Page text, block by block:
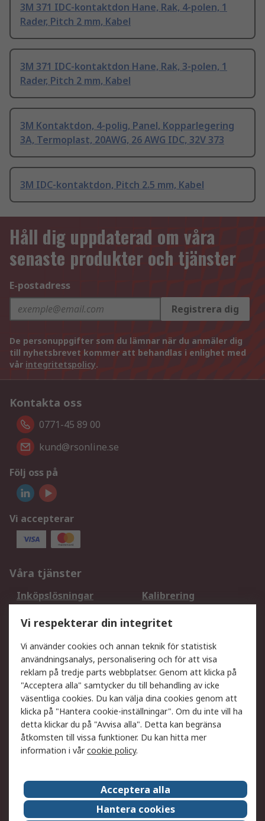
3M 371 IDC-kontaktdon Hane, Rak, 4-polen, 1
Rader, Pitch 2 mm, Kabel
3M 371 IDC-kontaktdon Hane, Rak, 3-polen, 1
Rader, Pitch 2 mm, Kabel
3M Kontaktdon, 4-polig, Panel, Kopparlegering
3A, Termoplast, 20AWG, 26 AWG IDC, 32V 373
3M IDC-kontaktdon, Pitch 2.5 mm, Kabel
Håll dig uppdaterad om våra
senaste produkter och tjänster
E-postadress
Registrera dig
De personuppgifter som du lämnar när du anmäler dig
till nyhetsbrevet kommer att behandlas i enlighet med
vår integritetspolicy.
Kontakta oss
0771-45 89 00
kund@rsonline.se
Följ oss på
Vi accepterar
Våra tjänster
Inköpslösningar
Kalibrering
DesignSpark
Teknisk Support
Ditt lokala säljteam
Exportlösningar
Support
Få hjälp
Retur av varor
Leverans
Spåra din order
Begär en fakturakopi
Fördelar med RS-konto
Betalningsalternativ
Om RS
Försäljningsvillkor
Det juridiska
Press Centre
Vi respekterar din integritet
Vi använder cookies och annan teknik för statistisk
användningsanalys, personalisering och för att visa
reklam på tredje parts webbplatser. Genom att klicka på
"Acceptera alla" samtycker du till behandling av icke
väsentliga cookies. Du kan välja dina cookies genom att
klicka på "Hantera cookie-inställningar". Om du inte vill ha
detta klickar du på "Avvisa alla". Detta kan begränsa
åtkomsten till vissa funktioner. Du kan hitta mer
information i vårcookie policy.
Acceptera alla
Hantera cookies